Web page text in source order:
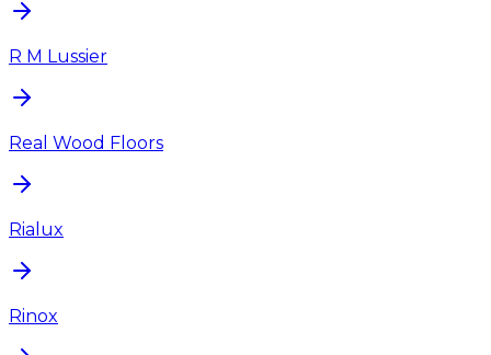
R M Lussier
Real Wood Floors
Rialux
Rinox